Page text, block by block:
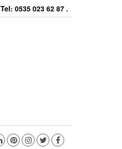
Tel: 0535 023 62 87 .